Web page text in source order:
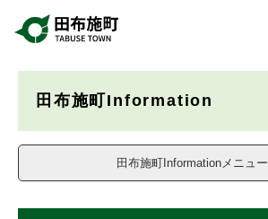
田布施町Information
田布施町Informationメニュー